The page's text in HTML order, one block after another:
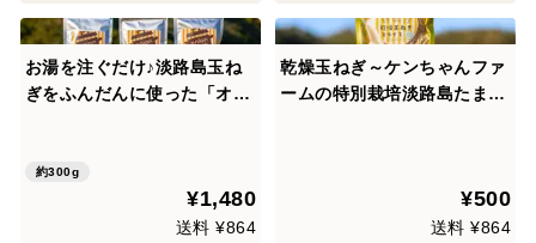
お湯を注ぐだけ♪淡路島玉ね
ぎをふんだんに使った「オニ
約300g
¥1,480
送料 ¥864
乾燥玉ねぎ～ケンちゃんファ
ームの特別栽培淡路島たまね
¥500
送料 ¥864